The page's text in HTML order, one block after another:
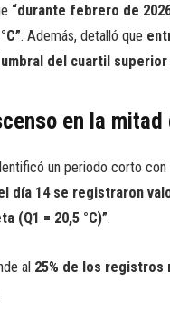
“durante febrero de
. Además, detalló que
umbral del cuartil
en la mitad
un periodo corto
día 14 se registraron
(Q1 = 20,5 °C)”.
al 25% de los registros